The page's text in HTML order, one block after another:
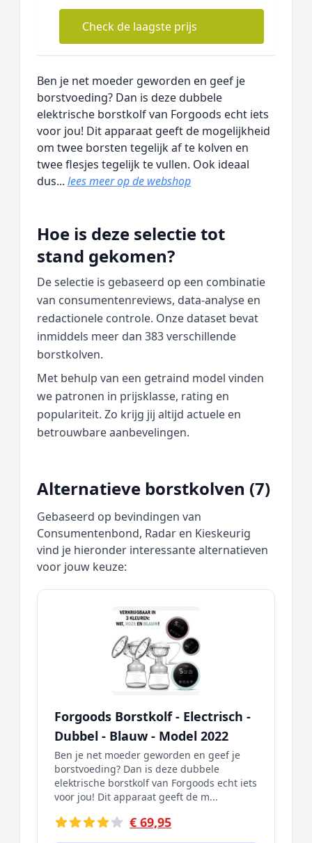
Check de laagste prijs
Ben je net moeder geworden en geef je
borstvoeding? Dan is deze dubbele
elektrische borstkolf van Forgoods echt iets
voor jou! Dit apparaat geeft de mogelijkheid
om twee borsten tegelijk af te kolven en
twee flesjes tegelijk te vullen. Ook ideaal
dus... lees meer op de webshop
Hoe is deze selectie tot
stand gekomen?
De selectie is gebaseerd op een combinatie
van consumentenreviews, data‑analyse en
redactionele controle. Onze dataset bevat
inmiddels meer dan 383 verschillende
borstkolven.
Met behulp van een getraind model vinden
we patronen in prijsklasse, rating en
populariteit. Zo krijg jij altijd actuele en
betrouwbare aanbevelingen.
Alternatieve borstkolven (7)
Gebaseerd op bevindingen van
Consumentenbond, Radar en Kieskeurig
vind je hieronder interessante alternatieven
voor jouw keuze:
Forgoods Borstkolf - Electrisch -
Dubbel - Blauw - Model 2022
Ben je net moeder geworden en geef je
borstvoeding? Dan is deze dubbele
elektrische borstkolf van Forgoods echt iets
voor jou! Dit apparaat geeft de m...
€ 69,95